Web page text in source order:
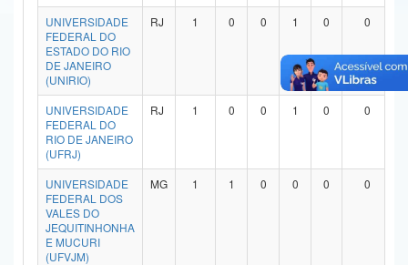
Banco Central do Brasil
UNIVERSIDADE
FEDERAL DO
ESTADO DO RIO
DE JANEIRO
(UNIRIO)
RJ 1 0 0 1 0 0
UNIVERSIDADE
FEDERAL DO
RIO DE JANEIRO
(UFRJ)
RJ 1 0 0 1 0 0
UNIVERSIDADE
FEDERAL DOS
VALES DO
JEQUITINHONHA
E MUCURI
(UFVJM)
MG 1 1 0 0 0 0